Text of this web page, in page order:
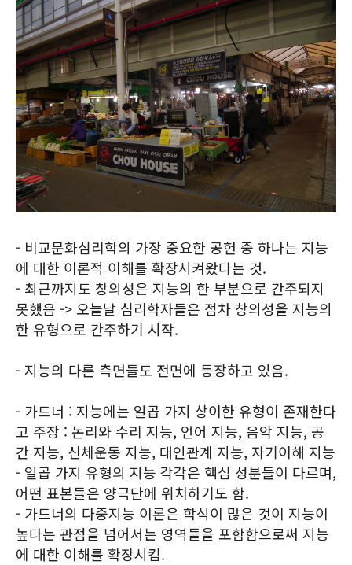
- 비교문화심리학의 가장 중요한 공헌 중 하나는 지능
에 대한 이론적 이해를 확장시켜왔다는 것.
- 최근까지도 창의성은 지능의 한 부분으로 간주되지
못했음 -> 오늘날 심리학자들은 점차 창의성을 지능의
한 유형으로 간주하기 시작.
- 지능의 다른 측면들도 전면에 등장하고 있음.
- 가드너 : 지능에는 일곱 가지 상이한 유형이 존재한다
고 주장 : 논리와 수리 지능, 언어 지능, 음악 지능, 공
간 지능, 신체운동 지능, 대인관계 지능, 자기이해 지능
- 일곱 가지 유형의 지능 각각은 핵심 성분들이 다르며,
어떤 표본들은 양극단에 위치하기도 함.
- 가드너의 다중지능 이론은 학식이 많은 것이 지능이
높다는 관점을 넘어서는 영역들을 포함함으로써 지능
에 대한 이해를 확장시킴.